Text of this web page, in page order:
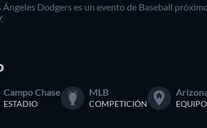
Dodgers es un evento de Baseball
Campo Chase
ESTADIO
MLB
COMPETICIÓN